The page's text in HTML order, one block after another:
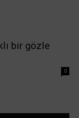
bir gözle
0